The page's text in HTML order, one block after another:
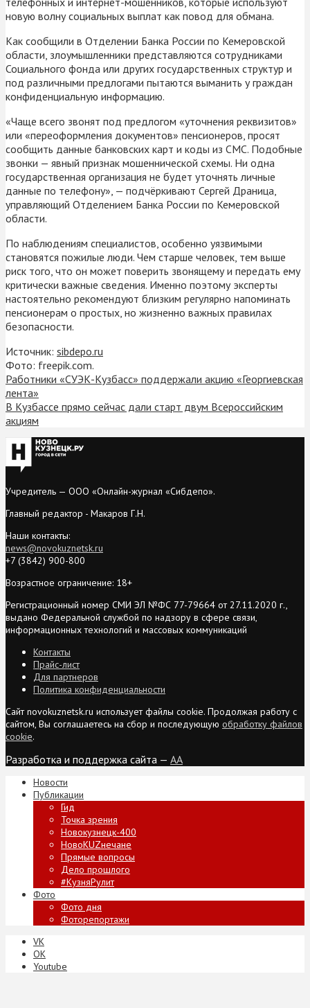
новую волну социальных выплат как повод для обмана.
Как сообщили в Отделении Банка России по Кемеровской
области, злоумышленники представляются сотрудниками
Социального фонда или других государственных структур и
под различными предлогами пытаются выманить у граждан
конфиденциальную информацию.
«Чаще всего звонят под предлогом «уточнения реквизитов»
или «переоформления документов» пенсионеров, просят
сообщить данные банковских карт и коды из СМС. Подобные
звонки — явный признак мошеннической схемы. Ни одна
государственная организация не будет уточнять личные
данные по телефону», — подчёркивают Сергей Драница,
управляющий Отделением Банка России по Кемеровской
области.
По наблюдениям специалистов, особенно уязвимыми
становятся пожилые люди. Чем старше человек, тем выше
риск того, что он может поверить звонящему и передать ему
критически важные сведения. Именно поэтому эксперты
настоятельно рекомендуют близким регулярно напоминать
пенсионерам о простых, но жизненно важных правилах
безопасности.
Источник: sibdepo.ru
Фото: freepik.com.
Работники «СУЭК-Кузбасс» поддержали акцию «Георгиевская
лента»
В Кузбассе прямо сейчас дали старт двум Всероссийским
акциям
Учредитель — ООО «Онлайн-журнал «Сибдепо».
Главный редактор - Макаров Г.Н.
Наши контакты:
news@novokuznetsk.ru
+7 (3842) 900-800
Возрастное ограничение: 18+
Регистрационный номер СМИ ЭЛ №ФС 77-79664 от 27.11.2020 г.,
выдано Федеральной службой по надзору в сфере связи,
информационных технологий и массовых коммуникаций
Контакты
Прайс-лист
Для партнеров
Политика конфиденциальности
Сайт novokuznetsk.ru использует файлы cookie. Продолжая работу с
сайтом, Вы соглашаетесь на сбор и последующую обработку файлов
cookie.
Разработка и поддержка сайта — AA
Новости
Публикации
Гид
Точка зрения
Новокузнецк-400
НовоKUZнечане
Прямые вопросы
Дело прошлого
#КузняРулит
Фото
Фото дня
Фоторепортажи
VK
ОК
Youtube